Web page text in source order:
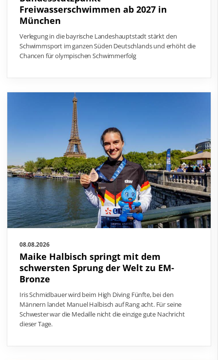
Freiwasserschwimmen ab 2027 in
München
Verlegung in die bayrische Landeshauptstadt stärkt den
Schwimmsport im ganzen Süden Deutschlands und erhöht die
Chancen für olympischen Schwimmerfolg
08.08.2026
Maike Halbisch springt mit dem
schwersten Sprung der Welt zu EM-
Bronze
Iris Schmidbauer wird beim High Diving Fünfte, bei den
Männern landet Manuel Halbisch auf Rang acht. Für seine
Schwester war die Medaille nicht die einzige gute Nachricht
dieser Tage.